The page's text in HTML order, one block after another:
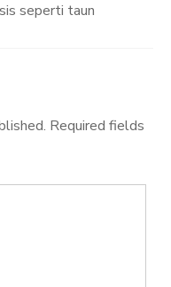
seperti taun
Required fields